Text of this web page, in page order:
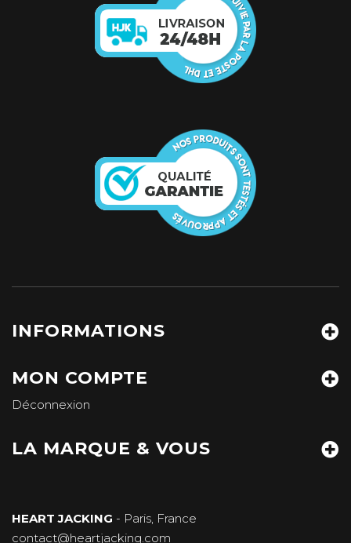
INFORMATIONS
MON COMPTE
Déconnexion
LA MARQUE & VOUS
HEART JACKING - Paris, France
contact@heartjacking.com